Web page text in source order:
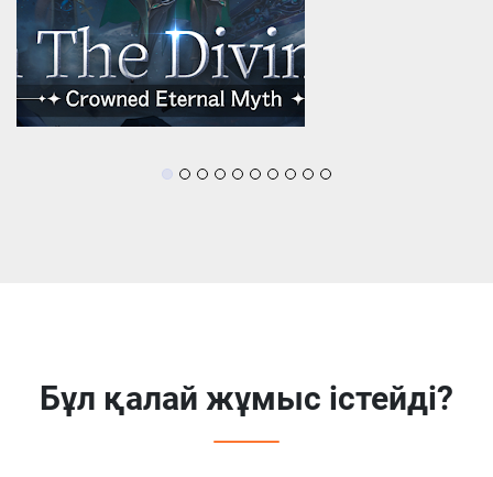
Бұл қалай жұмыс істейді?